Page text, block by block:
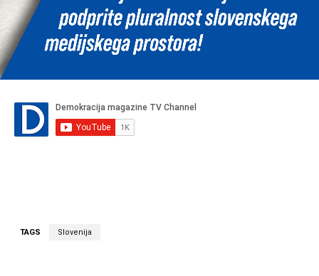
TAGS Slovenija